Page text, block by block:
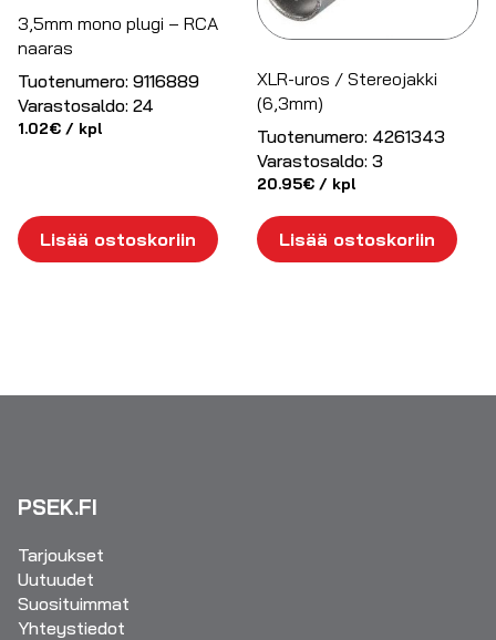
3,5mm mono plugi – RCA
naaras
Tuotenumero: 9116889
Varastosaldo: 24
1.02€ / kpl
Lisää ostoskoriin
XLR-uros / Stereojakki
(6,3mm)
Tuotenumero: 4261343
Varastosaldo: 3
20.95€ / kpl
Lisää ostoskoriin
PSEK.FI
Tarjoukset
Uutuudet
Suosituimmat
Yhteystiedot